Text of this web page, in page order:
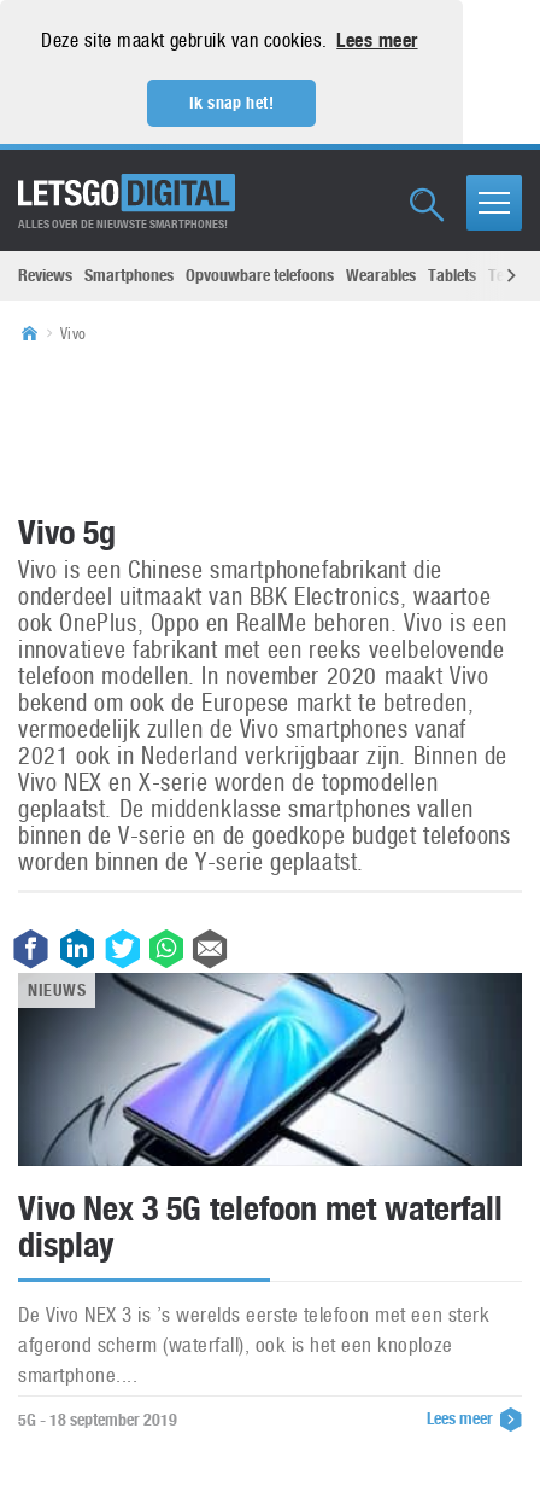
Deze site maakt gebruik van cookies. Lees meer
Ik snap het!
ALLES OVER DE NIEUWSTE SMARTPHONES!
Reviews Smartphones Opvouwbare telefoons Wearables Tablets
Vivo
Vivo 5g
Vivo is een Chinese smartphonefabrikant die
onderdeel uitmaakt van BBK Electronics, waartoe
ook OnePlus, Oppo en RealMe behoren. Vivo is een
innovatieve fabrikant met een reeks veelbelovende
telefoon modellen. In november 2020 maakt Vivo
bekend om ook de Europese markt te betreden,
vermoedelijk zullen de Vivo smartphones vanaf
2021 ook in Nederland verkrijgbaar zijn. Binnen de
Vivo NEX en X-serie worden de topmodellen
geplaatst. De middenklasse smartphones vallen
binnen de V-serie en de goedkope budget telefoons
worden binnen de Y-serie geplaatst.
NIEUWS
Vivo Nex 3 5G telefoon met waterfall
display
De Vivo NEX 3 is ’s werelds eerste telefoon met een sterk
afgerond scherm (waterfall), ook is het een knoploze
smartphone....
5G - 18 september 2019 Lees meer